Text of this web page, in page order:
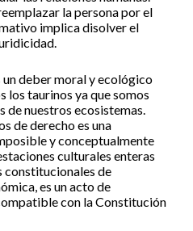
la persona por el
implica disolver el
un deber moral y ecológico
los taurinos ya que somos
nuestros ecosistemas.
de derecho es una
y conceptualmente
culturales enteras
constitucionales de
es un acto de
con la Constitución